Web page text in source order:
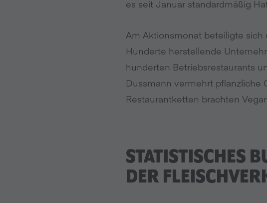
es seit Januar standardmäßig
Am Aktionsmonat beteiligte
Hunderte herstellende
hunderten Betriebsrestaurants
Dussmann vermehrt pflanzliche
Restaurantketten brachten
STATISTISCHES
DER